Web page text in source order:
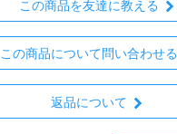
この商品を友達に教える
この商品について問い合わせる
返品について